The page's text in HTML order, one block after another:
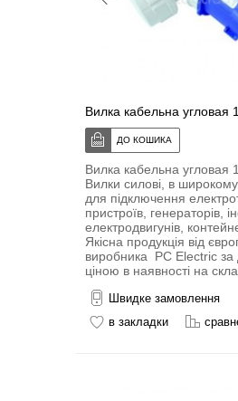
Вилка кабельна угловая
Вилка кабельна угловая
Вилки силові, в
для підключення
пристроїв, генераторів,
електродвигунів,
Якісна продукція від
виробника PC Electric за
ціною в наявності на
Швидке замовлення
в закладки